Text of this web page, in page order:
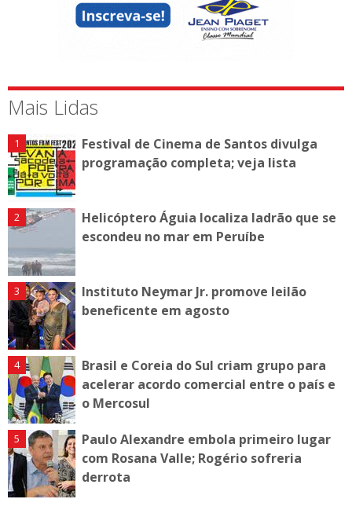
Mais Lidas
Festival de Cinema de Santos divulga
programação completa; veja lista
Helicóptero Águia localiza ladrão que se
escondeu no mar em Peruíbe
Instituto Neymar Jr. promove leilão
beneficente em agosto
Brasil e Coreia do Sul criam grupo para
acelerar acordo comercial entre o país e
o Mercosul
Paulo Alexandre embola primeiro lugar
com Rosana Valle; Rogério sofreria
derrota